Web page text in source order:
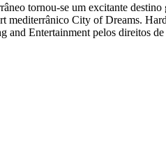
tornou-se um excitante
mediterrânico City of Dreams.
Entertainment pelos direitos